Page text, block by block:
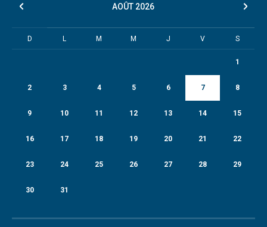
AOÛT 2026
D L M M J V S
1
2 3 4 5 6 7 8
9 10 11 12 13 14 15
16 17 18 19 20 21 22
23 24 25 26 27 28 29
30 31